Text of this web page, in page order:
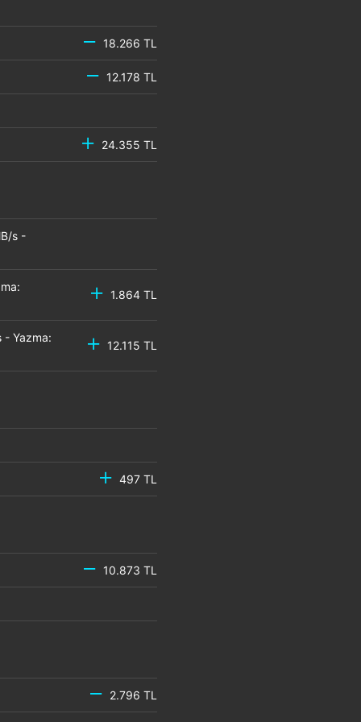
18.266 TL
12.178 TL
24.355 TL
s -
1.864 TL
- Yazma:
12.115 TL
497 TL
10.873 TL
2.796 TL